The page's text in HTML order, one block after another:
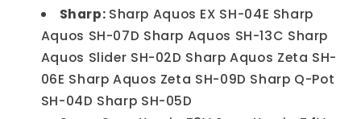
Sharp: Sharp Aquos EX SH-04E Sharp
Aquos SH-07D Sharp Aquos SH-13C Sharp
Aquos Slider SH-02D Sharp Aquos Zeta SH-
06E Sharp Aquos Zeta SH-09D Sharp Q-Pot
SH-04D Sharp SH-05D